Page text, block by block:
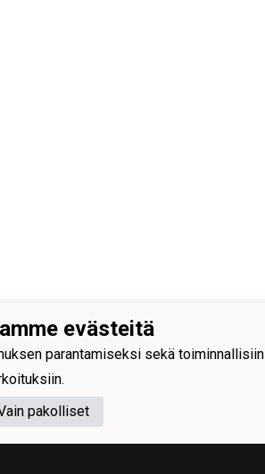
evästeitä
parantamiseksi sekä toiminnallisiin
pakolliset